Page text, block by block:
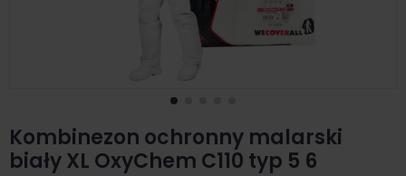
Kombinezon ochronny malarski
biały XL OxyChem C110 typ 5 6